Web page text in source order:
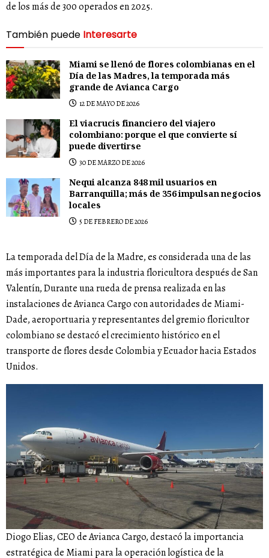
de los más de 300 operados en 2025.
También puede Interesarte
Miami se llenó de flores colombianas en el
Día de las Madres, la temporada más
grande de Avianca Cargo
12 DE MAYO DE 2026
El viacrucis financiero del viajero
colombiano: porque el que convierte sí
puede divertirse
30 DE MARZO DE 2026
Nequi alcanza 848 mil usuarios en
Barranquilla; más de 356 impulsan negocios
locales
5 DE FEBRERO DE 2026
La temporada del Día de la Madre, es considerada una de las
más importantes para la industria floricultora después de San
Valentín, Durante una rueda de prensa realizada en las
instalaciones de Avianca Cargo con autoridades de Miami-
Dade, aeroportuaria y representantes del gremio floricultor
colombiano se destacó el crecimiento histórico en el
transporte de flores desde Colombia y Ecuador hacia Estados
Unidos.
Diogo Elias, CEO de Avianca Cargo, destacó la importancia
estratégica de Miami para la operación logística de la